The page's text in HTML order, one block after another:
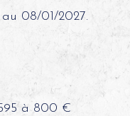
08/01/2027.
à 800 €